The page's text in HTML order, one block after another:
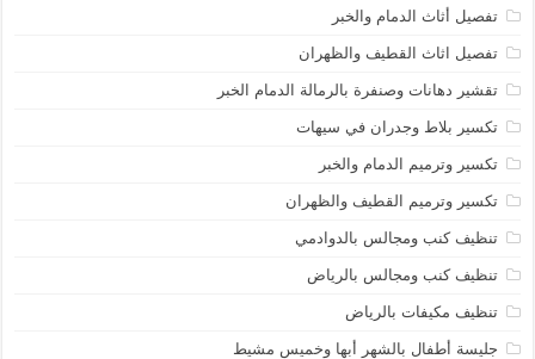
تفصيل أثاث الدمام والخبر
تفصيل اثاث القطيف والظهران
تقشير دهانات وصنفرة بالرمالة الدمام الخبر
تكسير بلاط وجدران في سيهات
تكسير وترميم الدمام والخبر
تكسير وترميم القطيف والظهران
تنظيف كنب ومجالس بالدوادمي
تنظيف كنب ومجالس بالرياض
تنظيف مكيفات بالرياض
جليسة أطفال بالشهر أبها وخميس مشيط